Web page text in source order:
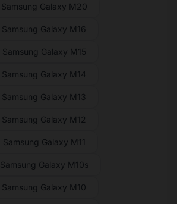
Samsung Galaxy M20
Samsung Galaxy M16
Samsung Galaxy M15
Samsung Galaxy M14
Samsung Galaxy M13
Samsung Galaxy M12
Samsung Galaxy M11
Samsung Galaxy M10s
Samsung Galaxy M10